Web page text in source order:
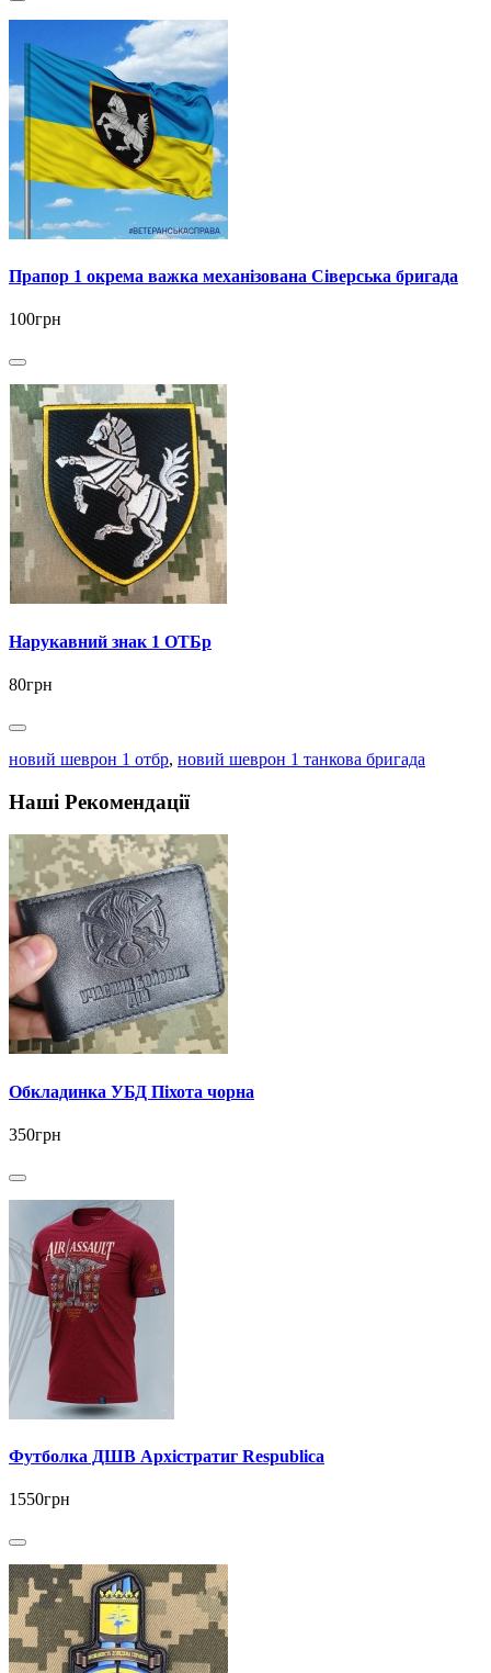
Прапор 1 окрема важка механізована Сіверська бригада
100грн
Нарукавний знак 1 ОТБр
80грн
новий шеврон 1 отбр, новий шеврон 1 танкова бригада
Наші Рекомендації
Обкладинка УБД Піхота чорна
350грн
Футболка ДШВ Архістратиг Respublica
1550грн